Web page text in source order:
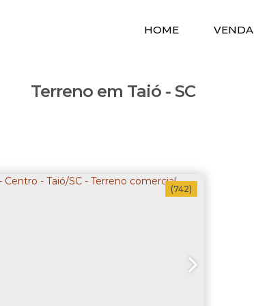
VENDA
HOME
Terreno em Taió - SC
(742)